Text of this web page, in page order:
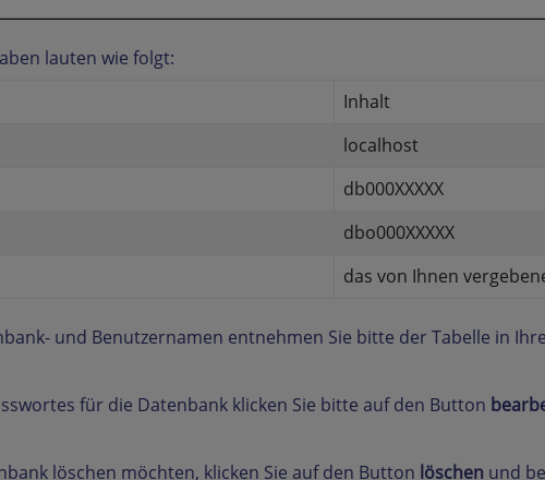
lauten wie folgt:
Inhalt
localhost
db000XXXXX
dbo000XXXXX
das von Ihnen
und Benutzernamen entnehmen Sie bitte der Tabelle in
für die Datenbank klicken Sie bitte auf den Button
löschen möchten, klicken Sie auf den Button löschen und